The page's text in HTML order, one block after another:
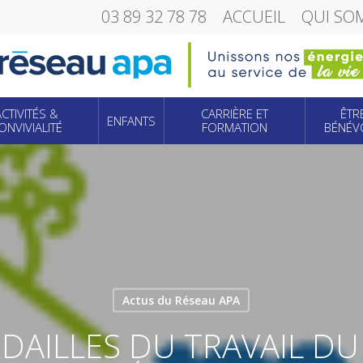
03 89 32 78 78 ACCUEIL QUI
&
ENFANTS
CARRIÈRE ET
FORMATION
Actus du Réseau APA
DU TRAVAIL